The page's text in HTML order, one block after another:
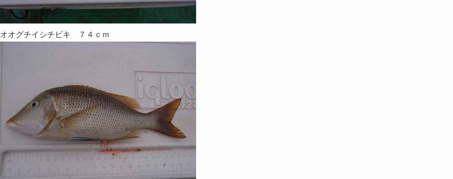
オオグチイシチビキ ７４ｃｍ